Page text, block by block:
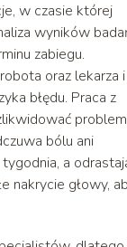
w czasie której
wyników
zabiegu.
oraz lekarza i
błędu. Praca z
problem
bólu ani
a
nakrycie głowy,